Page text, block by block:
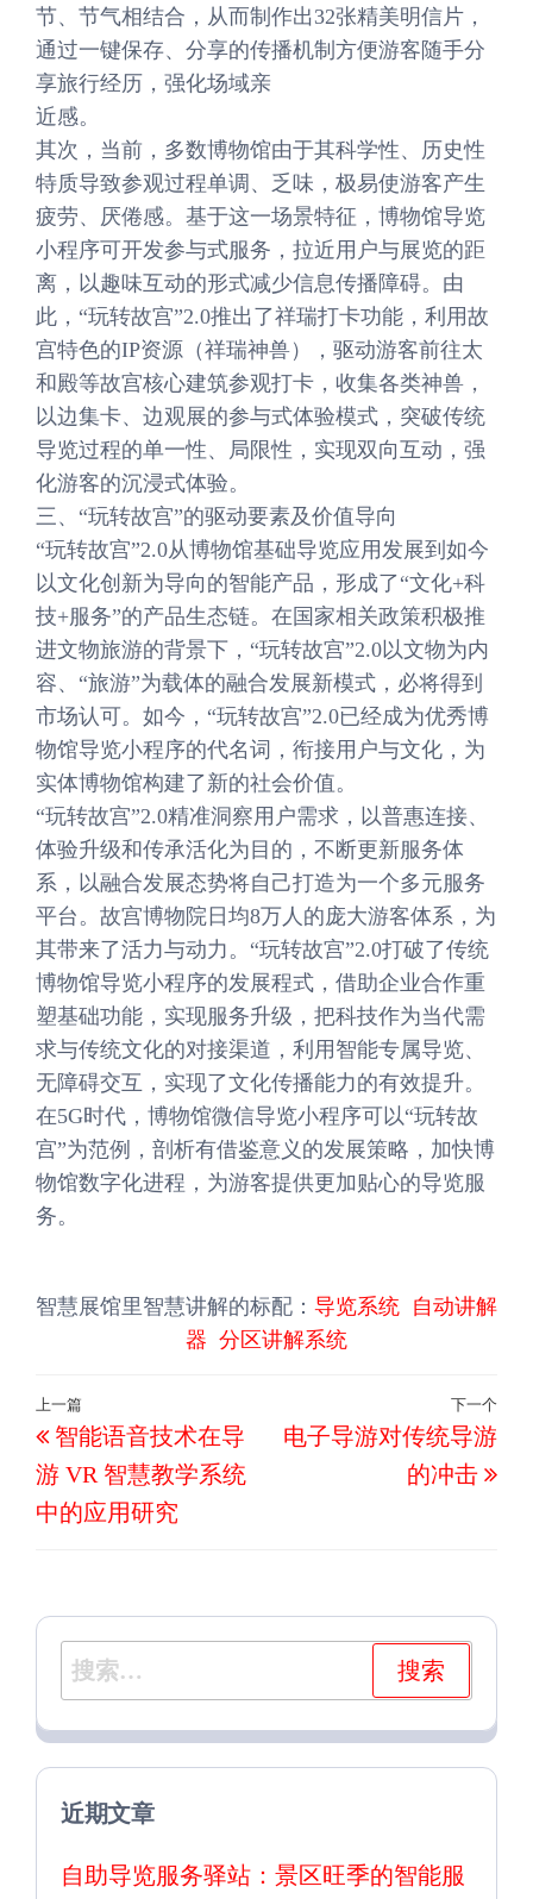
节、节气相结合，从而制作出32张精美明信片，
通过一键保存、分享的传播机制方便游客随手分
享旅行经历，强化场域亲
近感。
其次，当前，多数博物馆由于其科学性、历史性
特质导致参观过程单调、乏味，极易使游客产生
疲劳、厌倦感。基于这一场景特征，博物馆导览
小程序可开发参与式服务，拉近用户与展览的距
离，以趣味互动的形式减少信息传播障碍。由
此，“玩转故宫”2.0推出了祥瑞打卡功能，利用故
宫特色的IP资源（祥瑞神兽），驱动游客前往太
和殿等故宫核心建筑参观打卡，收集各类神兽，
以边集卡、边观展的参与式体验模式，突破传统
导览过程的单一性、局限性，实现双向互动，强
化游客的沉浸式体验。
三、“玩转故宫”的驱动要素及价值导向
“玩转故宫”2.0从博物馆基础导览应用发展到如今
以文化创新为导向的智能产品，形成了“文化+科
技+服务”的产品生态链。在国家相关政策积极推
进文物旅游的背景下，“玩转故宫”2.0以文物为内
容、“旅游”为载体的融合发展新模式，必将得到
市场认可。如今，“玩转故宫”2.0已经成为优秀博
物馆导览小程序的代名词，衔接用户与文化，为
实体博物馆构建了新的社会价值。
“玩转故宫”2.0精准洞察用户需求，以普惠连接、
体验升级和传承活化为目的，不断更新服务体
系，以融合发展态势将自己打造为一个多元服务
平台。故宫博物院日均8万人的庞大游客体系，为
其带来了活力与动力。“玩转故宫”2.0打破了传统
博物馆导览小程序的发展程式，借助企业合作重
塑基础功能，实现服务升级，把科技作为当代需
求与传统文化的对接渠道，利用智能专属导览、
无障碍交互，实现了文化传播能力的有效提升。
在5G时代，博物馆微信导览小程序可以“玩转故
宫”为范例，剖析有借鉴意义的发展策略，加快博
物馆数字化进程，为游客提供更加贴心的导览服
务。
智慧展馆里智慧讲解的标配： 导览系统 自动讲解
器 分区讲解系统
文
章
导
航
上
一
篇
文
上一篇
智能语音技术在导
游 VR 智慧教学系统
中的应用研究
下
下一个
电子导游对传统导游
的冲击
搜
索：
近期文章
自助导览服务驿站：景区旺季的智能服